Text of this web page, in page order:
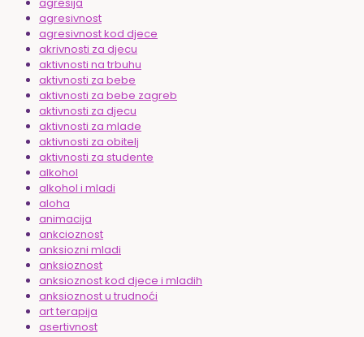
agresivnost
agresivnost kod djece
akrivnosti za djecu
aktivnosti na trbuhu
aktivnosti za bebe
aktivnosti za bebe zagreb
aktivnosti za djecu
aktivnosti za mlade
aktivnosti za obitelj
aktivnosti za studente
alkohol
alkohol i mladi
aloha
animacija
ankcioznost
anksiozni mladi
anksioznost
anksioznost kod djece i mladih
anksioznost u trudnoći
art terapija
asertivnost